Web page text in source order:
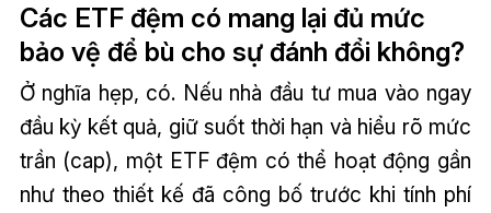
Các ETF đệm có mang lại đủ mức
bảo vệ để bù cho sự đánh đổi không?
Ở nghĩa hẹp, có. Nếu nhà đầu tư mua vào ngay
đầu kỳ kết quả, giữ suốt thời hạn và hiểu rõ mức
trần (cap), một ETF đệm có thể hoạt động gần
như theo thiết kế đã công bố trước khi tính phí